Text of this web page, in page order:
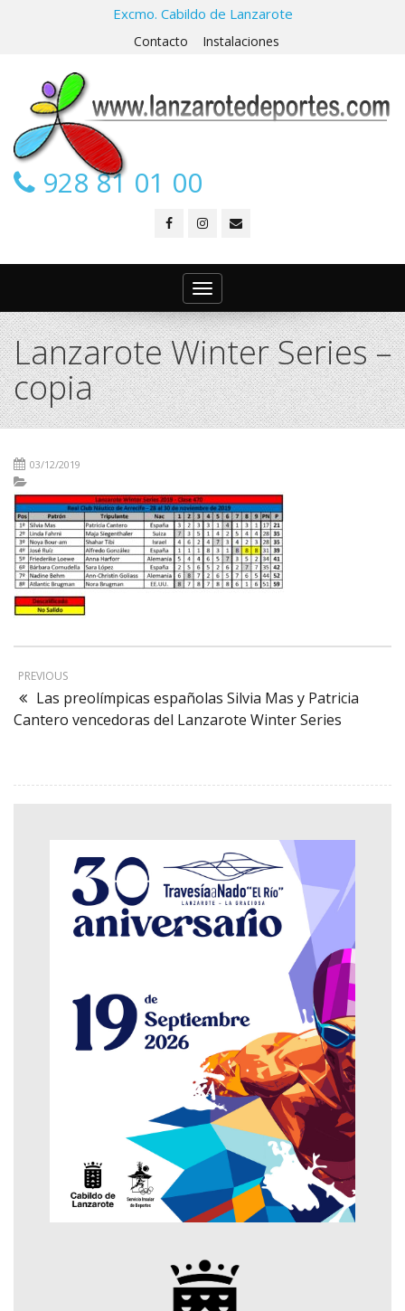
Excmo. Cabildo de Lanzarote
Contacto Instalaciones
928 81 01 00
Toggle
navigation
Lanzarote Winter Series –
copia
03/12/2019
PREVIOUS
Las preolímpicas españolas Silvia Mas y Patricia
Cantero vencedoras del Lanzarote Winter Series